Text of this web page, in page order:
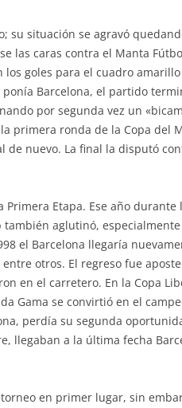
su situación se agravó
las caras contra el Manta
goles para el cuadro
Barcelona, el partido
por segunda vez un
primera ronda de la Copa del
nuevo. La final la disputó
Etapa. Ese año
aglutinó,
el Barcelona llegaría
otros. El regreso fue
en el carretero. En la Copa
Gama se convirtió en el
perdía su segunda
a la última fecha
en primer lugar, sin